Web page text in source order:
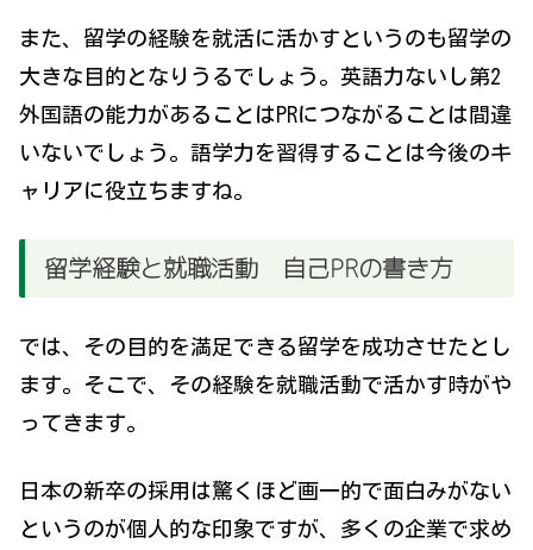
また、留学の経験を就活に活かすというのも留学の
大きな目的となりうるでしょう。英語力ないし第2
外国語の能力があることはPRにつながることは間違
いないでしょう。語学力を習得することは今後のキ
ャリアに役立ちますね。
留学経験と就職活動 自己PRの書き方
では、その目的を満足できる留学を成功させたとし
ます。そこで、その経験を就職活動で活かす時がや
ってきます。
日本の新卒の採用は驚くほど画一的で面白みがない
というのが個人的な印象ですが、多くの企業で求め